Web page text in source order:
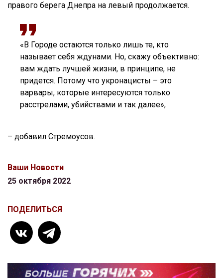
правого берега Днепра на левый продолжается.
«В Городе остаются только лишь те, кто
называет себя ждунами. Но, скажу объективно:
вам ждать лучшей жизни, в принципе, не
придется. Потому что укронацисты – это
варвары, которые интересуются только
расстрелами, убийствами и так далее»,
– добавил Стремоусов.
Ваши Новости
25 октября 2022
ПОДЕЛИТЬСЯ